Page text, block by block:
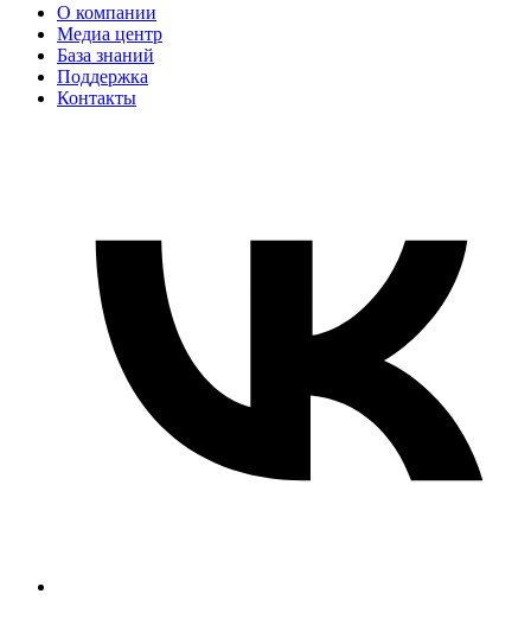
О компании
Медиа центр
База знаний
Поддержка
Контакты